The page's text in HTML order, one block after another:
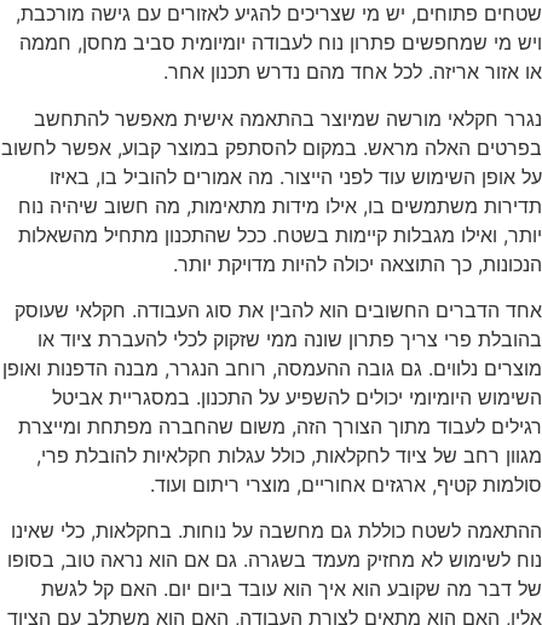
שטחים פתוחים, יש מי שצריכים להגיע לאזורים עם גישה מורכבת,
ויש מי שמחפשים פתרון נוח לעבודה יומיומית סביב מחסן, חממה
או אזור אריזה. לכל אחד מהם נדרש תכנון אחר.
נגרר חקלאי מורשה שמיוצר בהתאמה אישית מאפשר להתחשב
בפרטים האלה מראש. במקום להסתפק במוצר קבוע, אפשר לחשוב
על אופן השימוש עוד לפני הייצור. מה אמורים להוביל בו, באיזו
תדירות משתמשים בו, אילו מידות מתאימות, מה חשוב שיהיה נוח
יותר, ואילו מגבלות קיימות בשטח. ככל שהתכנון מתחיל מהשאלות
הנכונות, כך התוצאה יכולה להיות מדויקת יותר.
אחד הדברים החשובים הוא להבין את סוג העבודה. חקלאי שעוסק
בהובלת פרי צריך פתרון שונה ממי שזקוק לכלי להעברת ציוד או
מוצרים נלווים. גם גובה ההעמסה, רוחב הנגרר, מבנה הדפנות ואופן
השימוש היומיומי יכולים להשפיע על התכנון. במסגריית אביטל
רגילים לעבוד מתוך הצורך הזה, משום שהחברה מפתחת ומייצרת
מגוון רחב של ציוד לחקלאות, כולל עגלות חקלאיות להובלת פרי,
סולמות קטיף, ארגזים אחוריים, מוצרי ריתום ועוד.
ההתאמה לשטח כוללת גם מחשבה על נוחות. בחקלאות, כלי שאינו
נוח לשימוש לא מחזיק מעמד בשגרה. גם אם הוא נראה טוב, בסופו
של דבר מה שקובע הוא איך הוא עובד ביום יום. האם קל לגשת
אליו, האם הוא מתאים לצורת העבודה, האם הוא משתלב עם הציוד